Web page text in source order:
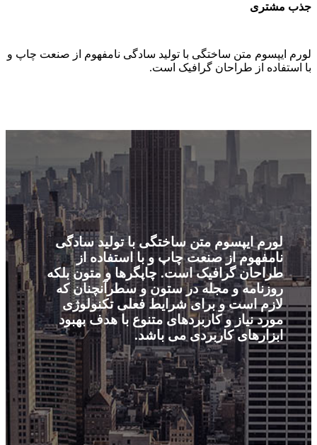
جذب مشتری
لورم ایپسوم متن ساختگی با تولید سادگی نامفهوم از صنعت چاپ و
با استفاده از طراحان گرافیک است.
لورم ایپسوم متن ساختگی با تولید سادگی
نامفهوم از صنعت چاپ و با استفاده از
طراحان گرافیک است. چاپگرها و متون بلکه
روزنامه و مجله در ستون و سطرآنچنان که
لازم است و برای شرایط فعلی تکنولوژی
مورد نیاز و کاربردهای متنوع با هدف بهبود
ابزارهای کاربردی می باشد.